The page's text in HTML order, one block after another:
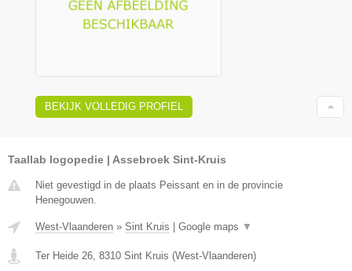
BEKIJK VOLLEDIG PROFIEL
Taallab logopedie | Assebroek Sint-Kruis
Niet gevestigd in de plaats Peissant en in de provincie
Henegouwen.
West-Vlaanderen » Sint Kruis | Google maps ▼
Ter Heide 26 8310 Sint Kruis (West-Vlaanderen)